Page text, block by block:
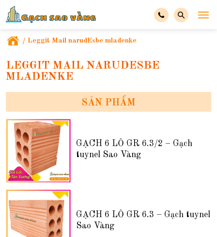
/ Leggit Mail narudЕѕbe mladenke
LEGGIT MAIL NARUDЕЅBE
MLADENKE
SẢN PHẨM
GẠCH 6 LỖ GR 6.3/2 – Gạch
tuynel Sao Vàng
GẠCH 6 LỖ GR 6.3 – Gạch tuynel
Sao Vàng